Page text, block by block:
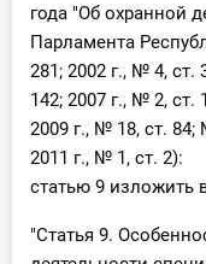
года "Об охранной
Парламента
281; 2002 г., № 4, ст.
142; 2007 г., № 2, ст.
2009 г., № 18, ст. 84;
2011 г., № 1, ст. 2):
статью 9 изложить
"Статья 9.